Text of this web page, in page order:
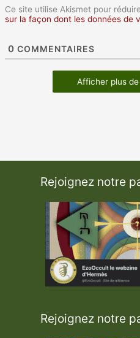
Ce site utilise Akismet pour
sur la façon dont les données de
0 COMMENTAIRES
Afficher plus
Rejoignez notre
Rejoignez notre